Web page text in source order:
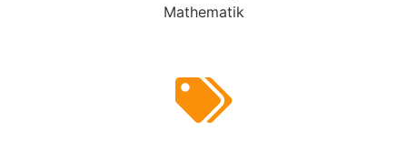
Mathematik